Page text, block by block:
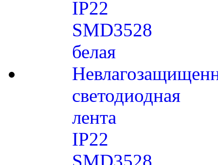
IP22
SMD3528
белая
светодиодная
лента
IP22
SMD3528